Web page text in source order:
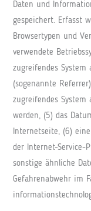
Daten und
gespeichert. Erfasst
Browsertypen und
verwendete
zugreifendes
(sogenannte
zugreifendes
werden, (5) das
Internetseite, (6)
der Internet-Service-
sonstige ähnliche
Gefahrenabwehr im